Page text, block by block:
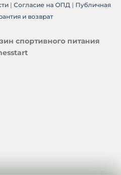
| Согласие на ОПД | Публичная
и возврат
спортивного питания